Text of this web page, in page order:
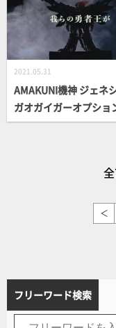
2021.05.31
AMAKUNI機神 ジェネ
ガオガイガーオプショ
ツセット PV
＜
フリーワード検索